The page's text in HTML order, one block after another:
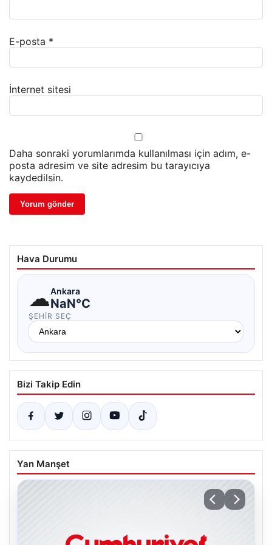
E-posta *
İnternet sitesi
Daha sonraki yorumlarımda kullanılması için adım, e-
posta adresim ve site adresim bu tarayıcıya
kaydedilsin.
Hava Durumu
☁Ankara
NaN°C
ŞEHIR SEÇ
Bizi Takip Edin
Yan Manşet